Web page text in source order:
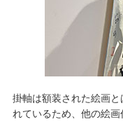
掛軸は額装された絵画
れているため、他の絵